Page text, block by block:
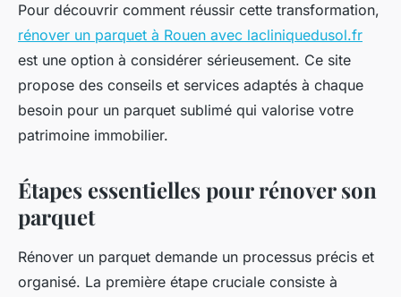
Pour découvrir comment réussir cette transformation,
rénover un parquet à Rouen avec lacliniquedusol.fr
est une option à considérer sérieusement. Ce site
propose des conseils et services adaptés à chaque
besoin pour un parquet sublimé qui valorise votre
patrimoine immobilier.
Étapes essentielles pour rénover son
parquet
Rénover un parquet demande un processus précis et
organisé. La première étape cruciale consiste à